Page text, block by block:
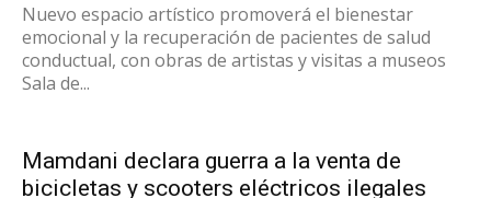
Nuevo espacio artístico promoverá el bienestar
emocional y la recuperación de pacientes de salud
conductual, con obras de artistas y visitas a museos
Sala de...
Mamdani declara guerra a la venta de
bicicletas y scooters eléctricos ilegales